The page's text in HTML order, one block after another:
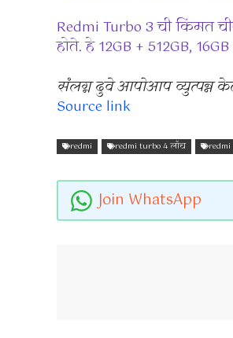
Redmi Turbo 3 ची किंमत
होते. हे 12GB + 512GB,
संलग्न दुवे आपोआप व्युत्पन्न
Source link
redmi redmi turbo 4 लाँच
Join WhatsApp